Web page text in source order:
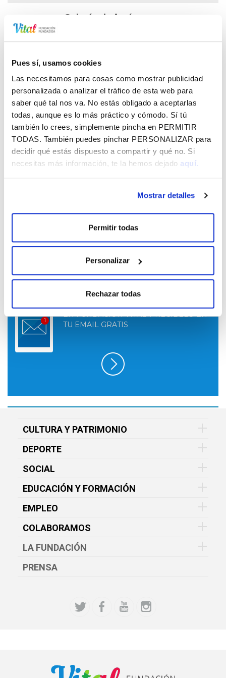
Pues sí, usamos cookies
Las necesitamos para cosas como mostrar publicidad
personalizada o analizar el tráfico de esta web para
saber qué tal nos va. No estás obligado a aceptarlas
todas, aunque es lo más práctico y cómodo. Sí tú
también lo crees, simplemente pincha en PERMITIR
TODAS. También puedes pinchar PERSONALIZAR para
decidir qué estás dispuesto a compartir y qué no. Si
necesitas más información, te la hemos dejado aquí.
Mostrar detalles
Permitir todas
Personalizar
Rechazar todas
Galería de imágenes
NP - ARKABIA. GORKA KNÖRR 64.17 KB
Vital por Álava - Agosto 2026
EN FUNDACIÓN VITAL Y RECÍBELO EN
TU EMAIL GRATIS
CULTURA Y PATRIMONIO
DEPORTE
SOCIAL
EDUCACIÓN Y FORMACIÓN
EMPLEO
COLABORAMOS
LA FUNDACIÓN
PRENSA